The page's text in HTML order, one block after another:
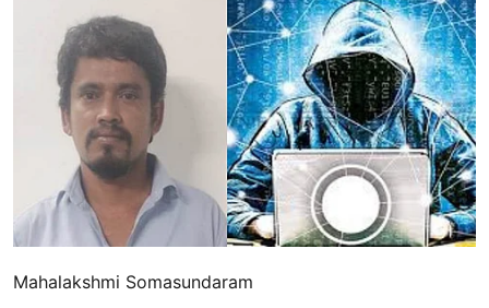
Mahalakshmi Somasundaram